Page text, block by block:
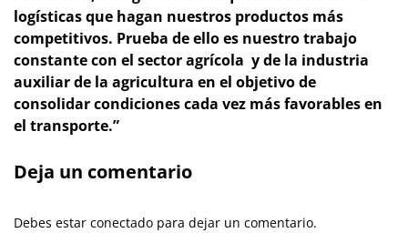
logísticas que hagan nuestros productos más
competitivos. Prueba de ello es nuestro trabajo
constante con el sector agrícola y de la industria
auxiliar de la agricultura en el objetivo de
consolidar condiciones cada vez más favorables en
el transporte.”
Deja un comentario
Debes estar conectado para dejar un comentario.